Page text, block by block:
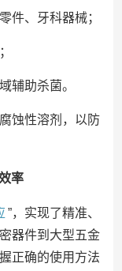
件、牙科器械；
辅助杀菌。
蚀性溶剂，以防
率
”，实现了精准、
器件到大型五金
正确的使用方法